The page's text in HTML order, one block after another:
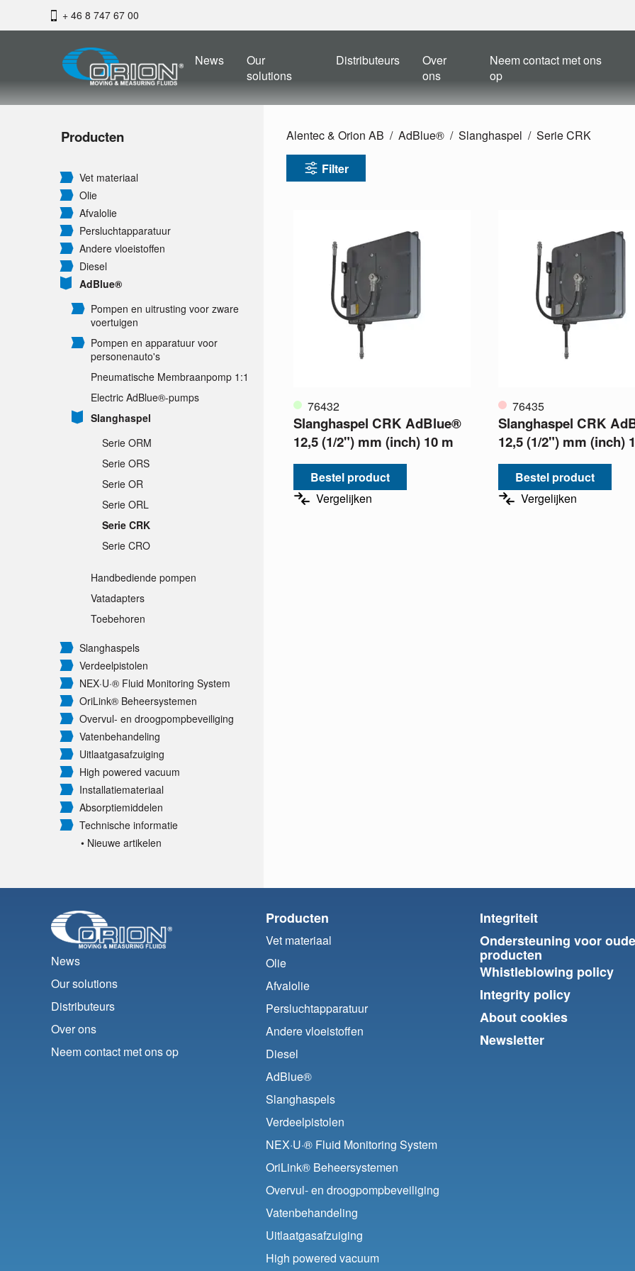
+ 46 8 747 67 00
News
Our
solutions
Distributeurs
Over
ons
Neem contact met ons
op
Producten
Vet materiaal
Olie
Afvalolie
Persluchtapparatuur
Andere vloeistoffen
Diesel
AdBlue®
Pompen en uitrusting voor zware
voertuigen
Pompen en apparatuur voor
personenauto's
Pneumatische Membraanpomp 1:1
Electric AdBlue®-pumps
Slanghaspel
Serie ORM
Serie ORS
Serie OR
Serie ORL
Serie CRK
Serie CRO
Handbediende pompen
Vatadapters
Toebehoren
Slanghaspels
Verdeelpistolen
NEX·U·® Fluid Monitoring System
OriLink® Beheersystemen
Overvul- en droogpompbeveiliging
Vatenbehandeling
Uitlaatgasafzuiging
High powered vacuum
Installatiemateriaal
Absorptiemiddelen
Technische informatie
• Nieuwe artikelen
Alentec & Orion AB AdBlue® Slanghaspel Serie CRK
Filter
76432
Slanghaspel CRK AdBlue®
12,5 (1/2") mm (inch) 10 m
Bestel product
Vergelijken
76435
Slanghaspel CRK
12,5 (1/2") mm (inch)
Bestel product
Vergelijken
News
Our solutions
Distributeurs
Over ons
Neem contact met ons op
Producten
Vet materiaal
Olie
Afvalolie
Persluchtapparatuur
Andere vloeistoffen
Diesel
AdBlue®
Slanghaspels
Verdeelpistolen
NEX·U·® Fluid Monitoring System
OriLink® Beheersystemen
Overvul- en droogpompbeveiliging
Vatenbehandeling
Uitlaatgasafzuiging
High powered vacuum
Integriteit
Ondersteuning voor
producten
Whistleblowing policy
Integrity policy
About cookies
Newsletter